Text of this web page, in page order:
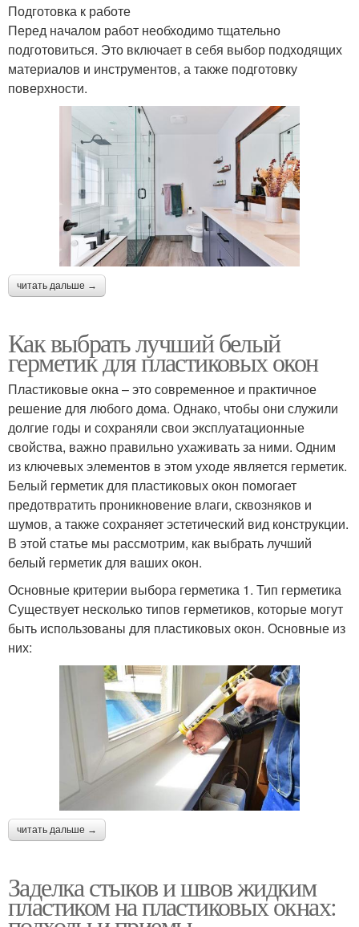
Подготовка к работе
Перед началом работ необходимо тщательно
подготовиться. Это включает в себя выбор подходящих
материалов и инструментов, а также подготовку
поверхности.
читать дальше →
Как выбрать лучший белый
герметик для пластиковых окон
Пластиковые окна – это современное и практичное
решение для любого дома. Однако, чтобы они служили
долгие годы и сохраняли свои эксплуатационные
свойства, важно правильно ухаживать за ними. Одним
из ключевых элементов в этом уходе является герметик.
Белый герметик для пластиковых окон помогает
предотвратить проникновение влаги, сквозняков и
шумов, а также сохраняет эстетический вид конструкции.
В этой статье мы рассмотрим, как выбрать лучший
белый герметик для ваших окон.
Основные критерии выбора герметика 1. Тип герметика
Существует несколько типов герметиков, которые могут
быть использованы для пластиковых окон. Основные из
них:
читать дальше →
Заделка стыков и швов жидким
пластиком на пластиковых окнах: